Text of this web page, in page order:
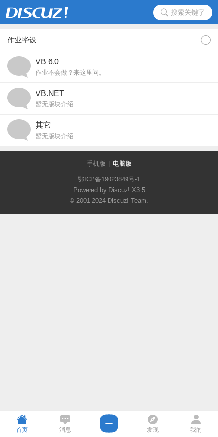
搜索关键字
作业毕设
VB 6.0
作业不会做？来这里问。
VB.NET
暂无版块介绍
其它
暂无版块介绍
手机版 电脑版
鄂ICP备19023849号-1
Powered by Discuz! X3.5
© 2001-2024 Discuz! Team.
首页 消息 发现 我的